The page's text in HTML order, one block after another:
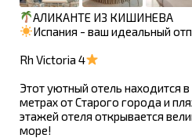
АЛИКАНТЕ ИЗ КИШИНЕВА
Испания - ваш идеальный
Rh Victoria 4
Этот уютный отель находится
метрах от Старого города и
этажей отеля открывается
море!